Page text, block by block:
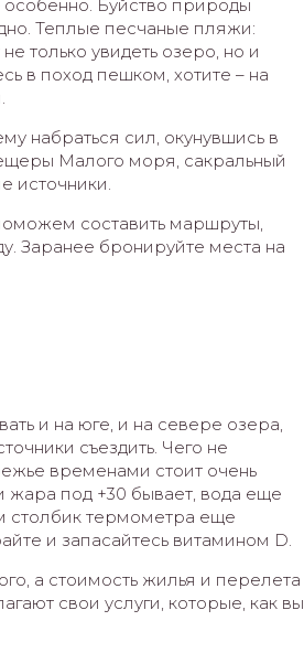
особенно. Буйство природы
Теплые песчаные пляжи:
только увидеть озеро, но и
в поход пешком, хотите – на
набраться сил, окунувшись в
Малого моря, сакральный
источники.
составить маршруты,
Заранее бронируйте места на
и на юге, и на севере озера,
съездить. Чего не
временами стоит очень
жара под +30 бывает, вода еще
столбик термометра еще
и запасайтесь витамином D.
а стоимость жилья и перелета
свои услуги, которые, как вы